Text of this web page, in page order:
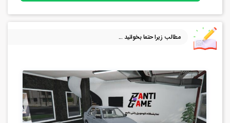
مطالب زیرا حتما بخوانید ...